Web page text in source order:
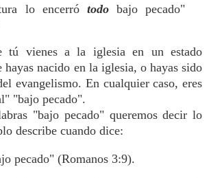
lo encerró todo bajo pecado"
tú vienes a la iglesia en un estado
hayas nacido en la iglesia, o hayas sido
evangelismo. En cualquier caso, eres
"bajo pecado".
"bajo pecado" queremos decir lo
describe cuando dice:
pecado" (Romanos 3:9).